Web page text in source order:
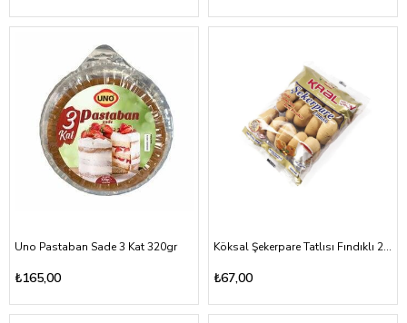
Uno Pastaban Sade 3 Kat 320gr
₺165,00
Köksal Şekerpare Tatlısı Fındıklı 225gr
₺67,00